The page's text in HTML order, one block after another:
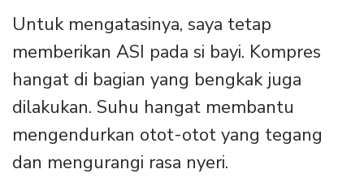
Untuk mengatasinya, saya tetap
memberikan ASI pada si bayi. Kompres
hangat di bagian yang bengkak juga
dilakukan. Suhu hangat membantu
mengendurkan otot-otot yang tegang
dan mengurangi rasa nyeri.